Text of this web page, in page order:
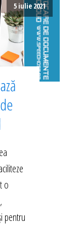
5 iulie 2021
o
pentru